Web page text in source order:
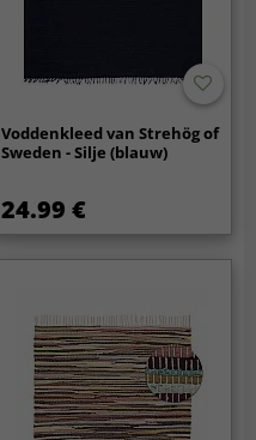
Voddenkleed van Strehög of
Sweden - Silje (blauw)
24.99 €